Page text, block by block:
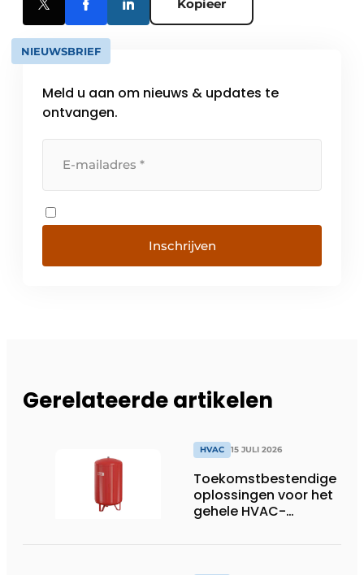
Kopieer
NIEUWSBRIEF
Meld u aan om nieuws & updates te
ontvangen.
Inschrijven
Gerelateerde artikelen
HVAC 15 JULI 2026
Toekomstbestendige
oplossingen voor het
gehele HVAC-